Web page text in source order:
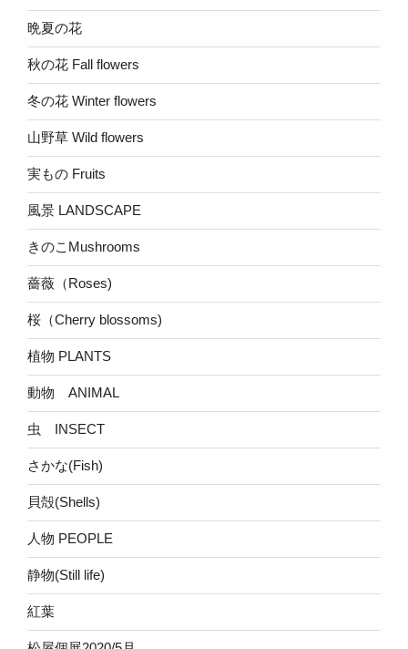
晩夏の花
秋の花 Fall flowers
冬の花 Winter flowers
山野草 Wild flowers
実もの Fruits
風景 LANDSCAPE
きのこMushrooms
薔薇（Roses)
桜（Cherry blossoms)
植物 PLANTS
動物 ANIMAL
虫 INSECT
さかな(Fish)
貝殻(Shells)
人物 PEOPLE
静物(Still life)
紅葉